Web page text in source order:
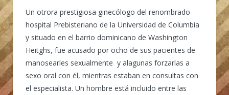
Un otrora prestigiosa ginecólogo del renombrado
hospital Prebisteriano de la Universidad de Columbia
y situado en el barrio dominicano de Washington
Heitghs, fue acusado por ocho de sus pacientes de
manosearles sexualmente y alagunas forzarlas a
sexo oral con él, mientras estaban en consultas con
el especialista. Un hombre está incluido entre las